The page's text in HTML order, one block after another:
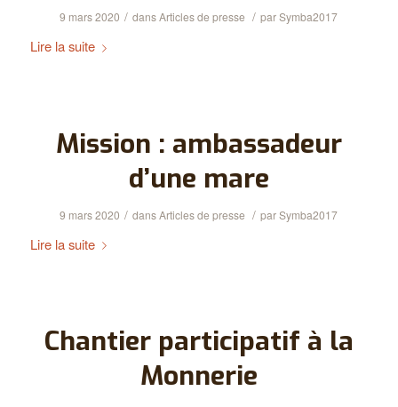
9 mars 2020 / dansArticles de presse / parSymba2017
Lire la suite
Mission : ambassadeur
d’une mare
9 mars 2020 / dansArticles de presse / parSymba2017
Lire la suite
Chantier participatif à la
Monnerie